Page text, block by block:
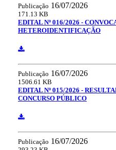
Publicação 16/07/2026
171.13 KB
EDITAL Nº 016/2026 -
HETEROIDENTIFICAÇÃO
Publicação 16/07/2026
1506.61 KB
EDITAL Nº 015/2026 -
CONCURSO PÚBLICO
Publicação 16/07/2026